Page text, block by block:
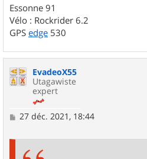
Essonne 91
Vélo : Rockrider 6.2
GPS edge 530
EvadeoX55
Utagawiste
expert
M
27 déc. 2021, 18:44